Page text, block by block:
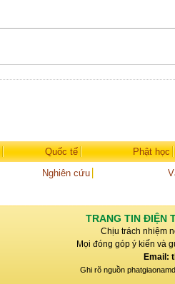
Quốc tế
Phật học
Nghiên cứu
TRANG TIN ĐIỆN
Chịu trách nhiệm
Mọi đóng góp ý kiến và
Email:
Ghi rõ nguồn